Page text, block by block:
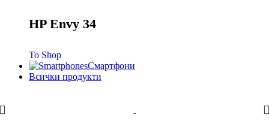
HP Envy 34
To Shop
Смартфони
Всички продукти